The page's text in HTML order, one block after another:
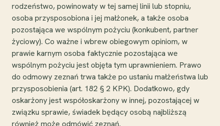
rodzeństwo, powinowaty w tej samej linii lub stopniu,
osoba przysposobiona i jej małżonek, a także osoba
pozostająca we wspólnym pożyciu (konkubent, partner
życiowy). Co ważne i wbrew obiegowym opiniom, w
prawie karnym osoba faktycznie pozostająca we
wspólnym pożyciu jest objęta tym uprawnieniem. Prawo
do odmowy zeznań trwa także po ustaniu małżeństwa lub
przysposobienia (art. 182 § 2 KPK). Dodatkowo, gdy
oskarżony jest współoskarżony w innej, pozostającej w
związku sprawie, świadek będący osobą najbliższą
również może odmówić zeznań.